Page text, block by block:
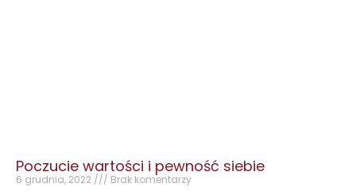
Poczucie wartości i pewność siebie
6 grudnia, 2022 Brak komentarzy